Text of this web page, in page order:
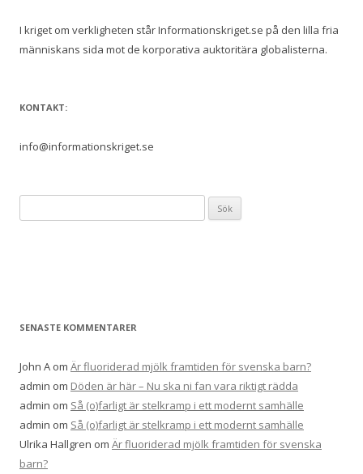
I kriget om verkligheten står Informationskriget.se på den lilla fria
människans sida mot de korporativa auktoritära globalisterna.
KONTAKT:
info@informationskriget.se
efter:
SENASTE KOMMENTARER
John A om Är fluoriderad mjölk framtiden för svenska barn?
admin om Döden är här – Nu ska ni fan vara riktigt rädda
admin om Så (o)farligt är stelkramp i ett modernt samhälle
admin om Så (o)farligt är stelkramp i ett modernt samhälle
Ulrika Hallgren om Är fluoriderad mjölk framtiden för svenska
barn?